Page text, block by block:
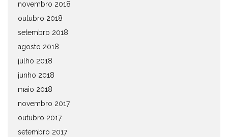
novembro 2018
outubro 2018
setembro 2018
agosto 2018
julho 2018
junho 2018
maio 2018
novembro 2017
outubro 2017
setembro 2017